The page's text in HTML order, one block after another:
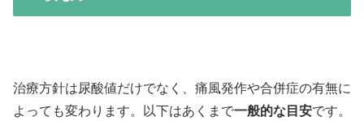
治療方針は尿酸値だけでなく、痛風発作や合併症の有無に
よっても変わります。以下はあくまで一般的な目安です。